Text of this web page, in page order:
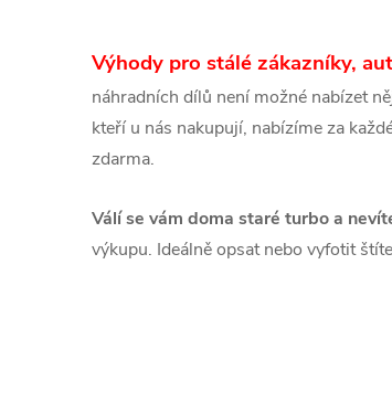
Výhody pro stálé zákazníky,
náhradních dílů není možné nabízet
kteří u nás nakupují, nabízíme za
zdarma.
Válí se vám doma staré turbo a
výkupu. Ideálně opsat nebo vyfotit